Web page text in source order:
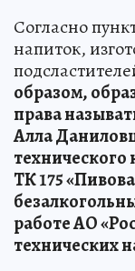
Согласно
напиток,
образом,
права
Алла
ТК 175
работе АО
технических